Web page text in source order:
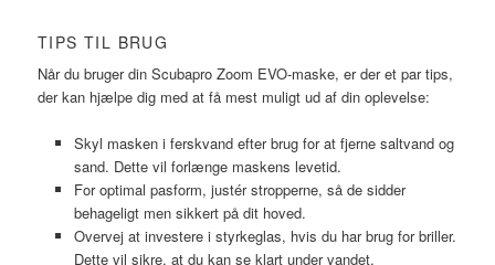
TIPS TIL BRUG
Når du bruger din Scubapro Zoom EVO-maske, er der et par tips,
der kan hjælpe dig med at få mest muligt ud af din oplevelse:
Skyl masken i ferskvand efter brug for at fjerne saltvand og
sand. Dette vil forlænge maskens levetid.
For optimal pasform, justér stropperne, så de sidder
behageligt men sikkert på dit hoved.
Overvej at investere i styrkeglas, hvis du har brug for briller.
Dette vil sikre, at du kan se klart under vandet.